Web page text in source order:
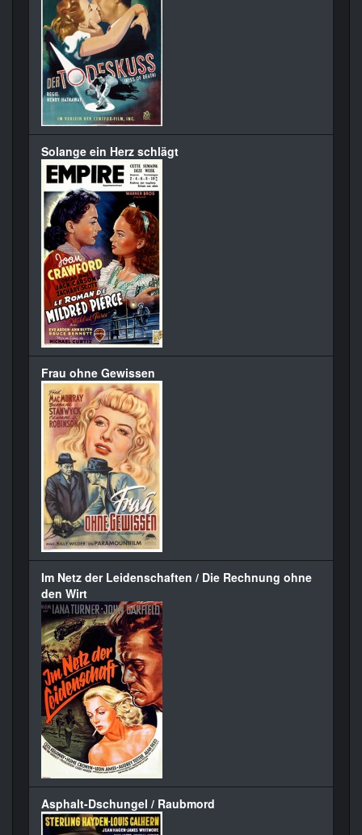
Solange ein Herz schlägt
Frau ohne Gewissen
Im Netz der Leidenschaften / Die Rechnung ohne
den Wirt
Asphalt-Dschungel / Raubmord